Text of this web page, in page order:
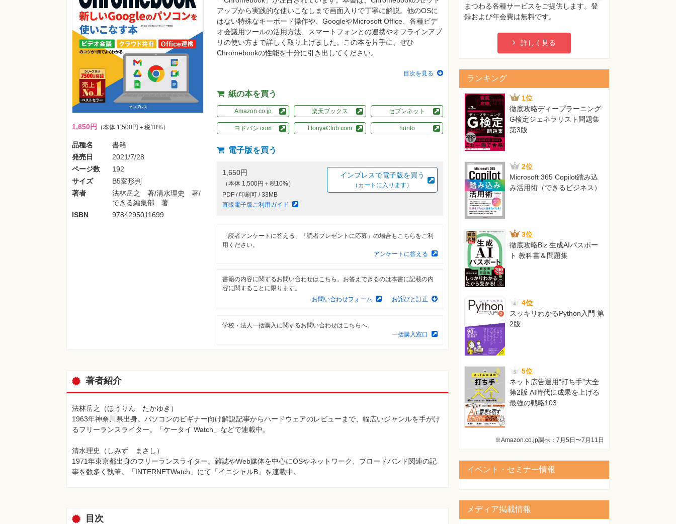
1,650円 （本体 1,500円＋税10%）
品種名
書籍
発売日
2021/7/28
ページ数
192
サイズ
B5変形判
著者
法林岳之 著/清水理史 著/
できる編集部 著
ISBN
9784295011699
アップから実践的な使いこなしまで画面入りで丁寧に解説。他のOSに
はない特殊なキーボード操作や、GoogleやMicrosoft Office、各種ビデ
オ会議用ツールの活用方法、スマートフォンとの連携やオフラインアプ
リの使い方まで詳しく取り上げました。この本を片手に、ぜひ
Chromebookの性能を十分に引き出してください。
目次を見る
紙の本を買う
Amazon.co.jp 楽天ブックス セブンネット
ヨドバシ.com HonyaClub.com honto
電子版を買う
1,650円
（本体 1,500円＋税10%）
PDF / 印刷可 / 33MB
直販電子版ご利用ガイド
インプレスで電子版を買う
（カートに入ります）
「読者アンケートに答える」「読者プレゼントに応募」の場合もこちらをご利
用ください。
アンケートに答える
書籍の内容に関するお問い合わせはこちら。お答えできるのは本書に記載の内
容に関することに限ります。
お問い合わせフォーム
お詫びと訂正
学校・法人一括購入に関するお問い合わせはこちらへ。
一括購入窓口
著者紹介
法林岳之（ほうりん たかゆき）
1963年神奈川県出身。パソコンのビギナー向け解説記事からハードウェアのレビューまで、幅広いジャンルを手がけ
るフリーランスライター。「ケータイ Watch」などで連載中。
清水理史（しみず まさし）
1971年東京都出身のフリーランスライター。雑誌やWeb媒体を中心にOSやネットワーク、ブロードバンド関連の記
事を数多く執筆。「INTERNETWatch」にて「イニシャルB」を連載中。
目次
まつわる各種サービスをご提供します。登
録および年会費は無料です。
詳しく見る
ランキング
1位
徹底攻略ディープラーニング
G検定ジェネラリスト問題集
第3版
2位
Microsoft 365 Copilot踏み込
み活用術（できるビジネス）
3位
徹底攻略Biz 生成AIパスポー
ト 教科書＆問題集
4位
スッキリわかるPython入門 第
2版
5位
ネット広告運用“打ち手”大全
第2版 AI時代に成果を上げる
最強の戦略103
※Amazon.co.jp調べ：7月5日〜7月11日
イベント・セミナー情報
メディア掲載情報